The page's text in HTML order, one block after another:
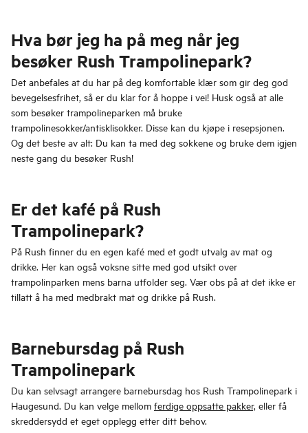
Hva bør jeg ha på meg når jeg
besøker Rush Trampolinepark?
Det anbefales at du har på deg komfortable klær som gir deg god
bevegelsesfrihet, så er du klar for å hoppe i vei! Husk også at alle
som besøker trampolineparken må bruke
trampolinesokker/antisklisokker. Disse kan du kjøpe i resepsjonen.
Og det beste av alt: Du kan ta med deg sokkene og bruke dem igjen
neste gang du besøker Rush!
Er det kafé på Rush
Trampolinepark?
På Rush finner du en egen kafé med et godt utvalg av mat og
drikke. Her kan også voksne sitte med god utsikt over
trampolinparken mens barna utfolder seg. Vær obs på at det ikke er
tillatt å ha med medbrakt mat og drikke på Rush.
Barnebursdag på Rush
Trampolinepark
Du kan selvsagt arrangere barnebursdag hos Rush Trampolinepark i
Haugesund. Du kan velge mellom ferdige oppsatte pakker, eller få
skreddersydd et eget opplegg etter ditt behov.